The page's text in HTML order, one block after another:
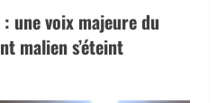
: une voix majeure du
malien s’éteint